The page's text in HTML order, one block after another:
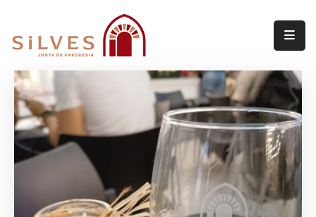
Junta
de
Freguesia
Assembleia